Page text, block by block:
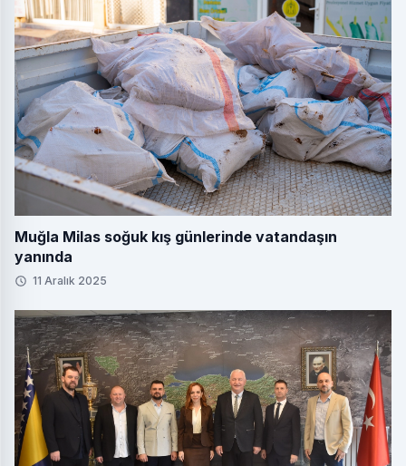
Muğla Milas soğuk kış günlerinde vatandaşın
yanında
11 Aralık 2025